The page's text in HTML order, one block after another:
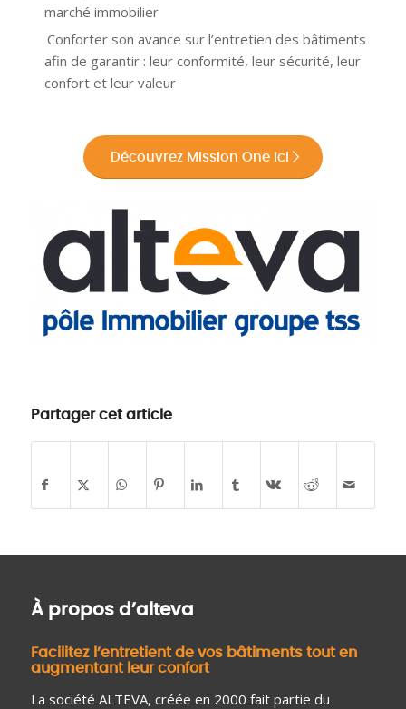
marché immobilier
Conforter son avance sur l’entretien des bâtiments
afin de garantir : leur conformité, leur sécurité, leur
confort et leur valeur
Découvrez Mission One ici
Partager cet article
À propos d’alteva
Facilitez l’entretient de vos bâtiments tout en
augmentant leur confort
La société ALTEVA, créée en 2000 fait partie du